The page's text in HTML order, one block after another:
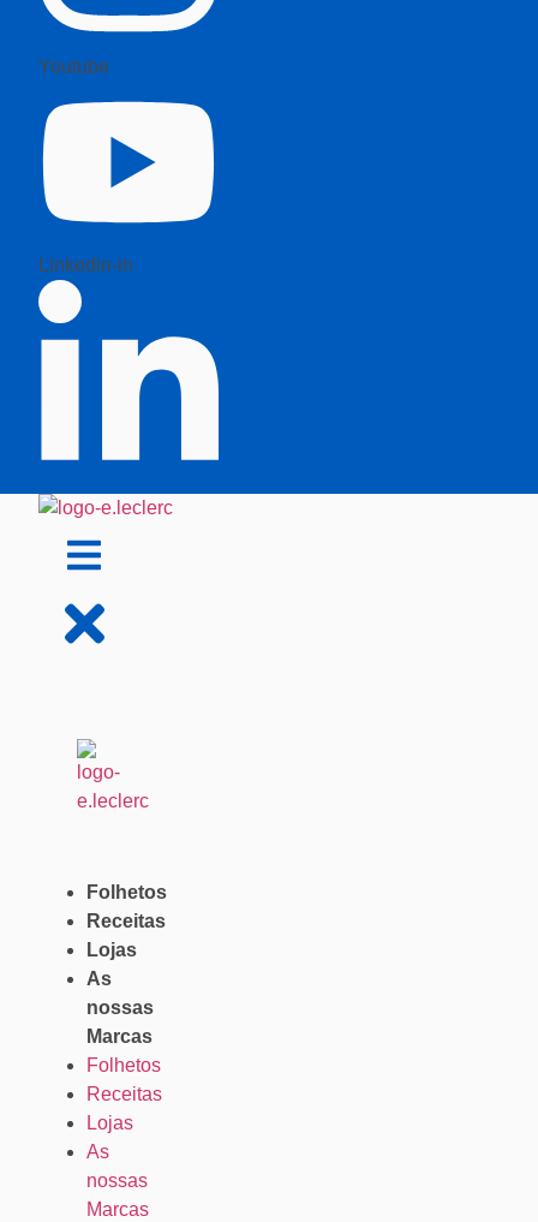
Youtube
Linkedin-in
Folhetos
Receitas
Lojas
As
nossas
Marcas
Folhetos
Receitas
Lojas
As
nossas
Marcas